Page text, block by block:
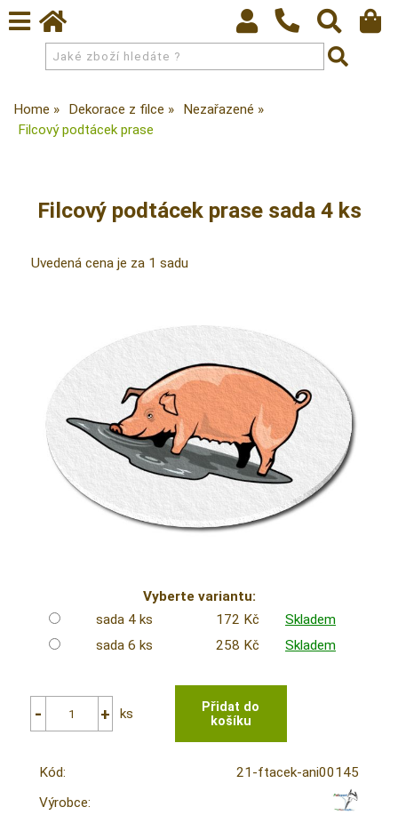
Home Dekorace z filce
Nezařazené
Filcový podtácek prase
Filcový podtácek prase sada 4 ks
Uvedená cena je za 1 sadu
Vyberte variantu:
sada 4 ks
172 Kč
Skladem
sada 6 ks
258 Kč Skladem
ks
Kód:
21-ftacek-ani00145
Výrobce: